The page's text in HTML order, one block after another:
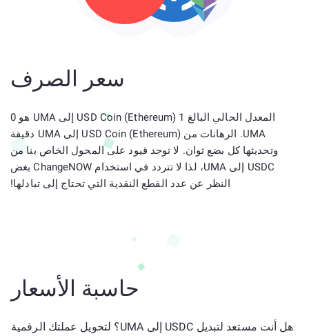
سعر الصرف
المعدل الحالي البالغ 1 USD Coin (Ethereum) إلى UMA هو 0
UMA. الرهانات من USD Coin (Ethereum) إلى UMA دقيقة
وتحديثها كل بضع ثوان. لا توجد قيود على المحول الخاص بنا من
USDC إلى UMA، لذا لا تتردد في استخدام ChangeNOW بغض
النظر عن عدد القطع النقدية التي تحتاج إلى تبادلها!
حاسبة الأسعار
هل أنت مستعد لتبديل USDC إلى UMA؟ لتحويل عملتك الرقمية